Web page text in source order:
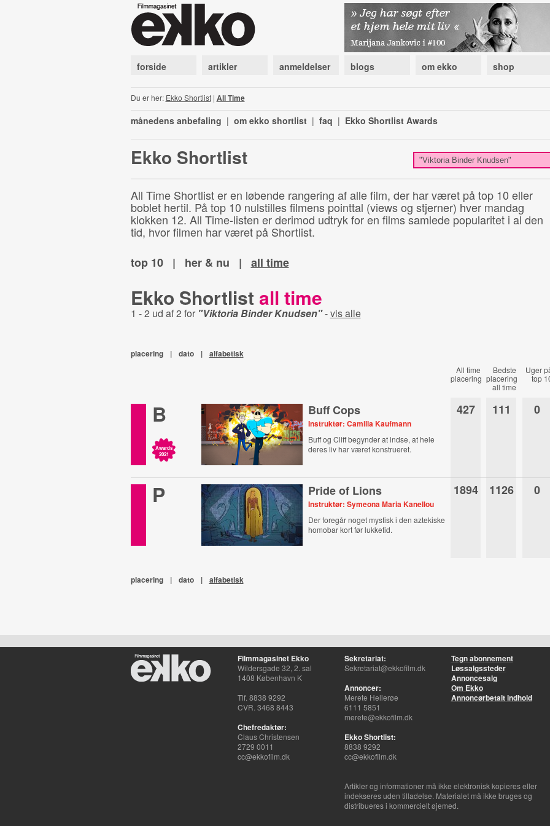
forside artikler anmeldelser blogs om ekko shop
Du er her: Ekko Shortlist| All Time
månedens anbefaling | om ekko shortlist | faq | Ekko Shortlist Awards
Ekko Shortlist
All Time Shortlist er en løbende rangering af alle film, der har været på top 10 eller
boblet hertil. På top 10 nulstilles filmens pointtal (views og stjerner) hver mandag
klokken 12. All Time-listen er derimod udtryk for en films samlede popularitet i al den
tid, hvor filmen har været på Shortlist.
top 10
| her & nu | all time
Ekko Shortlist all time
1 - 2 ud af 2 for "Viktoria Binder Knudsen"-vis alle
placering | dato | alfabetisk
All time
placering
Bedste
placering
all time
Uger
top
B
Awards
2021
Buff Cops
Instruktør: Camilla Kaufmann
Buff og Cliff begynder at indse, at hele
deres liv har været konstrueret.
427 111 0
P Pride of Lions
Instruktør: Symeona Maria Kanellou
Der foregår noget mystisk i den aztekiske
homobar kort før lukketid.
1894 1126 0
placering | dato | alfabetisk
Filmmagasinet Ekko
Wildersgade 32, 2. sal
1408 København K
Tlf. 8838 9292
CVR. 3468 8443
Chefredaktør:
Claus Christensen
2729 0011
cc@ekkofilm.dk
Sekretariat:
Sekretariat@ekkofilm.dk
Annoncer:
Merete Hellerøe
6111 5851
merete@ekkofilm.dk
Ekko Shortlist:
8838 9292
cc@ekkofilm.dk
Tegn abonnement
Løssalgssteder
Annoncesalg
Om Ekko
Annoncørbetalt indhold
Artikler og informationer må ikke elektronisk kopieres eller
indekseres uden tilladelse. Materialet må ikke bruges og
distribueres i kommercielt øjemed.